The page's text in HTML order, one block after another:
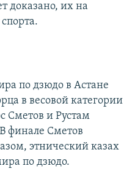
доказано, их на
по дзюдо в Астане
в весовой категории
Сметов и Рустам
финале Сметов
этнический казах
по дзюдо.